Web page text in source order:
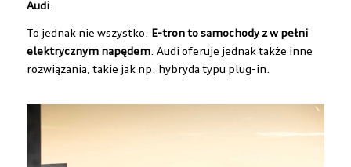
Audi.
To jednak nie wszystko. E-tron to samochody z w pełni
elektrycznym napędem. Audi oferuje jednak także inne
rozwiązania, takie jak np. hybryda typu plug-in.